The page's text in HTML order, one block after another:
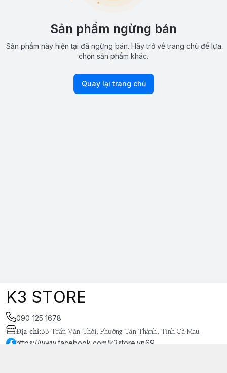
Sản phẩm ngừng bán
Sản phẩm này hiện tại đã ngừng bán. Hãy trở về trang chủ để lựa
chọn sản phẩm khác.
Quay lại trang chủ
K3 STORE
090 125 1678
Địa chỉ:33 Trần Văn Thời, Phường Tân Thành, Tỉnh Cà Mau
https://www.facebook.com/k3store.vn69